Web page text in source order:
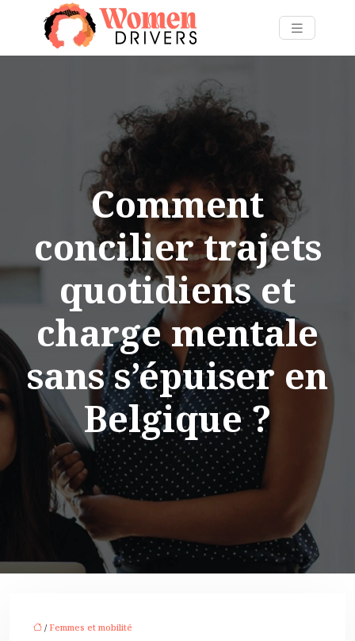
Comment
concilier trajets
quotidiens et
charge mentale
sans s’épuiser en
Belgique ?
/ Femmes et mobilité